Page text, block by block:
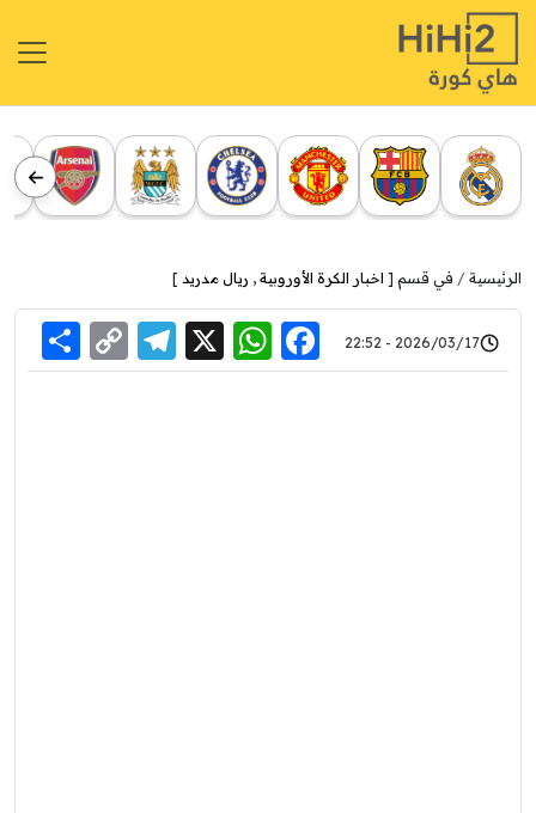
الرئيسية في قسم [ اخبار الكرة الأوروبية , ريال مدريد ]
2026/03/17 - 22:52
Facebook
WhatsApp
X
Link